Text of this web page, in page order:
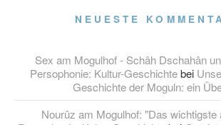
NEUESTE
Sex am Mogulhof - Schâh Dschahân
Persophonie: Kultur-Geschichtebei
Geschichte der Moguln: ein
Nourûz am Mogulhof: "Das wichtigste